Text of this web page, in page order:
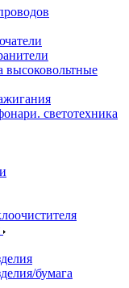
высоковольтные
светотехника
бумага